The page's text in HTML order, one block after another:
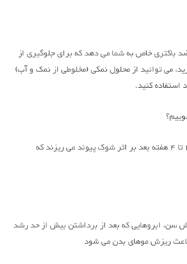
باکتری خاص به شما می دهد که برای جلوگیری از
می توانید از محلول نمکی (مخلوطی از نمک و آب)
استفاده کنید.
بیشتر ابروهای کاشته شده طی 2 تا 4 هفته بعد بر اثر شوک پیوند می ریزند که
سن، ابروهایی که بعد از برداشتن بیش از حد رشد
ریزش موهای بدن می شود